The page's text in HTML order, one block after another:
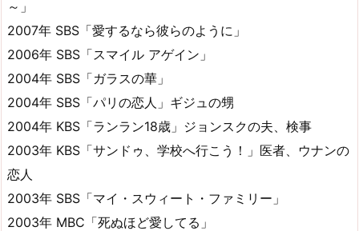
～」
2007年 SBS「愛するなら彼らのように」
2006年 SBS「スマイル アゲイン」
2004年 SBS「ガラスの華」
2004年 SBS「パリの恋人」ギジュの甥
2004年 KBS「ランラン18歳」ジョンスクの夫、検事
2003年 KBS「サンドゥ、学校へ行こう！」医者、ウナンの
恋人
2003年 SBS「マイ・スウィート・ファミリー」
2003年 MBC「死ぬほど愛してる」